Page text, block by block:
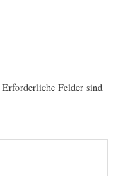
Erforderliche Felder sind